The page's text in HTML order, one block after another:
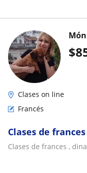
$
Clases on line
Francés
Clases de
Clases de frances ,